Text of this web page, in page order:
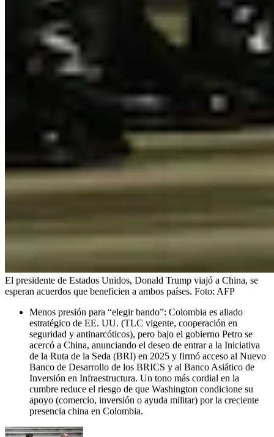
El presidente de Estados Unidos, Donald Trump viajó a China, se
esperan acuerdos que beneficien a ambos países. Foto: AFP
Menos presión para “elegir bando”: Colombia es aliado
estratégico de EE. UU. (TLC vigente, cooperación en
seguridad y antinarcóticos), pero bajo el gobierno Petro se
acercó a China, anunciando el deseo de entrar a la Iniciativa
de la Ruta de la Seda (BRI) en 2025 y firmó acceso al Nuevo
Banco de Desarrollo de los BRICS y al Banco Asiático de
Inversión en Infraestructura. Un tono más cordial en la
cumbre reduce el riesgo de que Washington condicione su
apoyo (comercio, inversión o ayuda militar) por la creciente
presencia china en Colombia.